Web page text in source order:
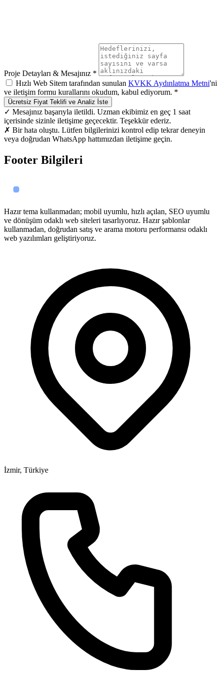
Proje Detayları & Mesajınız *
Hızlı Web Sitem tarafından sunulan KVKK Aydınlatma Metni'ni
ve iletişim formu kurallarını okudum, kabul ediyorum. *
Ücretsiz Fiyat Teklifi ve Analiz İste
✓ Mesajınız başarıyla iletildi. Uzman ekibimiz en geç 1 saat
içerisinde sizinle iletişime geçecektir. Teşekkür ederiz.
✗ Bir hata oluştu. Lütfen bilgilerinizi kontrol edip tekrar deneyin
veya doğrudan WhatsApp hattımızdan iletişime geçin.
Footer Bilgileri
Hazır tema kullanmadan; mobil uyumlu, hızlı açılan, SEO uyumlu
ve dönüşüm odaklı web siteleri tasarlıyoruz. Hazır şablonlar
kullanmadan, doğrudan satış ve arama motoru performansı odaklı
web yazılımları geliştiriyoruz.
İzmir, Türkiye